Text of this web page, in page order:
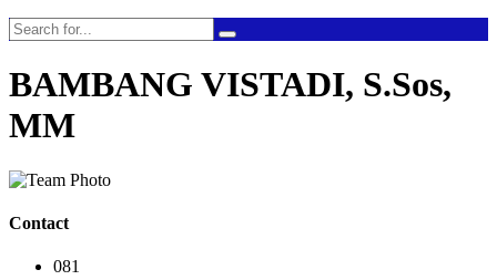
BAMBANG VISTADI, S.Sos,
MM
Contact
081